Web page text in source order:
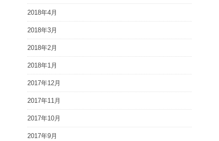
2018年4月
2018年3月
2018年2月
2018年1月
2017年12月
2017年11月
2017年10月
2017年9月